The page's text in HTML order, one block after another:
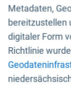
Metadaten,
bereitzustellen
digitaler Form
Richtlinie